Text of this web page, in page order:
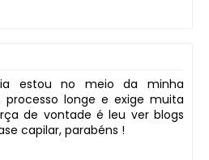
estou no meio da minha
longe e exige muita
de vontade é leu ver blogs
capilar, parabéns !